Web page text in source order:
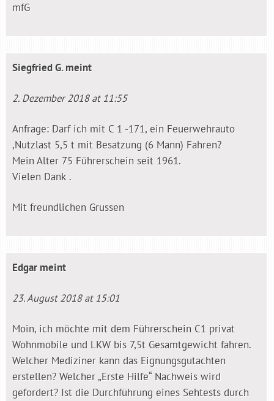
mfG
Siegfried G.meint
2. Dezember 2018 at 11:55
Anfrage: Darf ich mit C 1 -171, ein Feuerwehrauto
,Nutzlast 5,5 t mit Besatzung (6 Mann) Fahren?
Mein Alter 75 Führerschein seit 1961.
Vielen Dank .
Mit freundlichen Grussen
Edgar meint
23. August 2018 at 15:01
Moin, ich möchte mit dem Führerschein C1 privat
Wohnmobile und LKW bis 7,5t Gesamtgewicht fahren.
Welcher Mediziner kann das Eignungsgutachten
erstellen? Welcher „Erste Hilfe“ Nachweis wird
gefordert? Ist die Durchführung eines Sehtests durch